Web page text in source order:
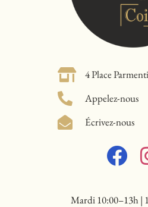
4 Place
Appelez-nous
Écrivez-nous
Mardi 10:00–13h |